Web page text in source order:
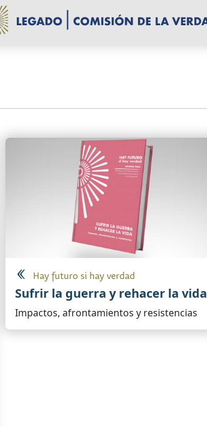
Hay futuro si hay verdad
Sufrir la guerra y rehacer la vida
Impactos, afrontamientos y resistencias